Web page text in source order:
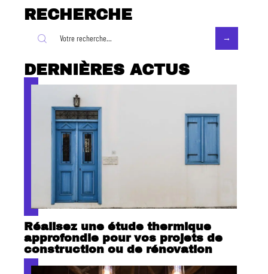
RECHERCHE
DERNIÈRES ACTUS
Réalisez une étude thermique
approfondie pour vos projets de
construction ou de rénovation